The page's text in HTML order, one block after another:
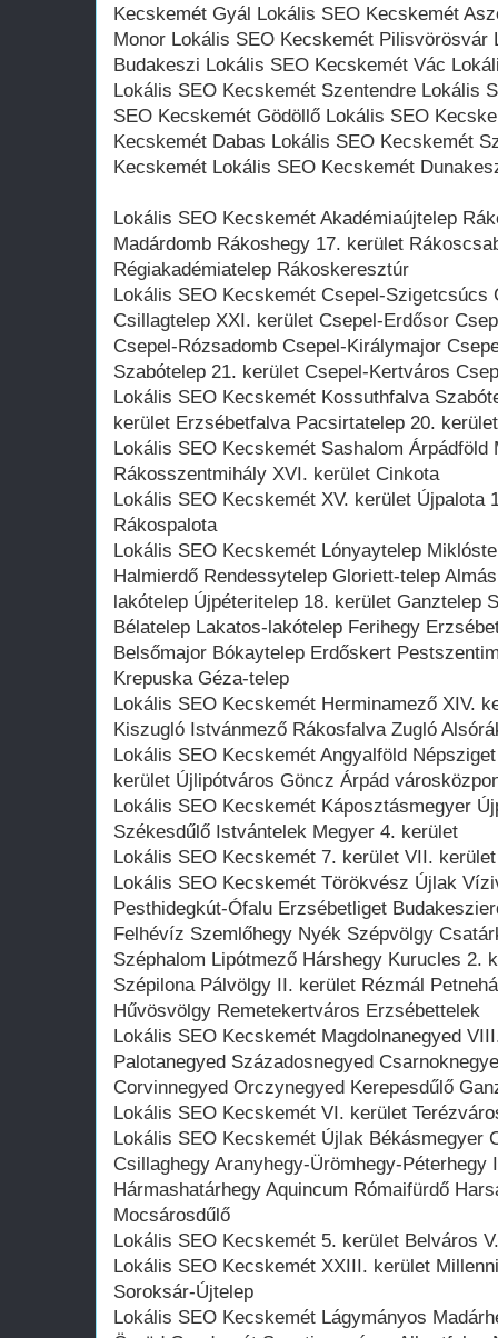
Kecskemét Gyál Lokális SEO Kecskemét
Monor Lokális SEO Kecskemét Pilisvörösvár
Budakeszi Lokális SEO Kecskemét Vác
Lokális SEO Kecskemét Szentendre Lokális
SEO Kecskemét Gödöllő Lokális SEO
Kecskemét Dabas Lokális SEO Kecskemét
Kecskemét Lokális SEO Kecskemét
Lokális SEO Kecskemét Akadémiaújtelep
Madárdomb Rákoshegy 17. kerület
Régiakadémiatelep Rákoskeresztúr
Lokális SEO Kecskemét Csepel-Szigetcsúcs
Csillagtelep XXI. kerület Csepel-Erdősor
Csepel-Rózsadomb Csepel-Királymajor
Szabótelep 21. kerület Csepel-Kertváros
Lokális SEO Kecskemét Kossuthfalva
kerület Erzsébetfalva Pacsirtatelep 20. kerület
Lokális SEO Kecskemét Sashalom Árpádföld
Rákosszentmihály XVI. kerület Cinkota
Lokális SEO Kecskemét XV. kerület Újpalota
Rákospalota
Lokális SEO Kecskemét Lónyaytelep
Halmierdő Rendessytelep Gloriett-telep
lakótelep Újpéteritelep 18. kerület Ganztelep
Bélatelep Lakatos-lakótelep Ferihegy
Belsőmajor Bókaytelep Erdőskert
Krepuska Géza-telep
Lokális SEO Kecskemét Herminamező XIV.
Kiszugló Istvánmező Rákosfalva Zugló
Lokális SEO Kecskemét Angyalföld
kerület Újlipótváros Göncz Árpád
Lokális SEO Kecskemét Káposztásmegyer
Székesdűlő Istvántelek Megyer 4. kerület
Lokális SEO Kecskemét 7. kerület VII.
Lokális SEO Kecskemét Törökvész Újlak
Pesthidegkút-Ófalu Erzsébetliget
Felhévíz Szemlőhegy Nyék Szépvölgy
Széphalom Lipótmező Hárshegy Kurucles 2.
Szépilona Pálvölgy II. kerület Rézmál
Hűvösvölgy Remetekertváros Erzsébettelek
Lokális SEO Kecskemét Magdolnanegyed
Palotanegyed Századosnegyed
Corvinnegyed Orczynegyed Kerepesdűlő
Lokális SEO Kecskemét VI. kerület
Lokális SEO Kecskemét Újlak Békásmegyer
Csillaghegy Aranyhegy-Ürömhegy-
Hármashatárhegy Aquincum Rómaifürdő
Mocsárosdűlő
Lokális SEO Kecskemét 5. kerület Belváros
Lokális SEO Kecskemét XXIII. kerület
Soroksár-Újtelep
Lokális SEO Kecskemét Lágymányos